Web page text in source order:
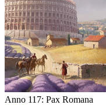
Anno 117: Pax Romana